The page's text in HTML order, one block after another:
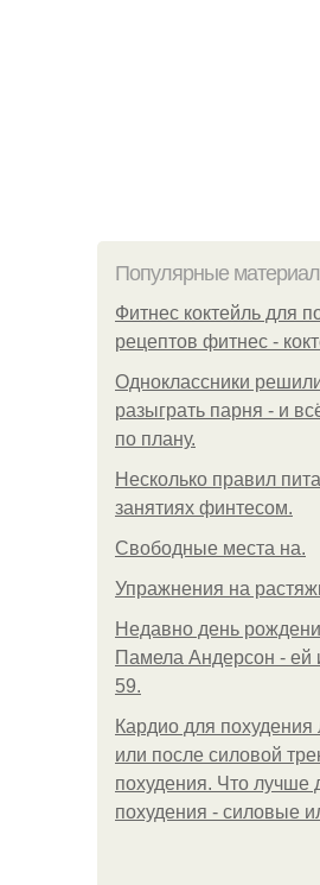
Популярные
Фитнес коктейль для
рецептов фитнес -
Одноклассники
разыграть парня - и
по плану.
Несколько правил
занятиях финтесом.
Свободные места на.
Упражнения на
Недавно день
Памела Андерсон - ей
59.
Кардио для
или после силовой
похудения. Что лучше
похудения - силовые